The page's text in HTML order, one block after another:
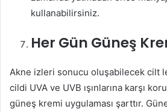
kullanabilirsiniz.
Her Gün Güneş
Akne izleri sonucu oluşabilecek cilt
cildi UVA ve UVB ışınlarına karşı
güneş kremi uygulaması şarttır.